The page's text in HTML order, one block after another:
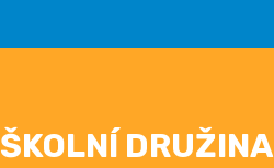
ŠKOLNÍ DRUŽINA